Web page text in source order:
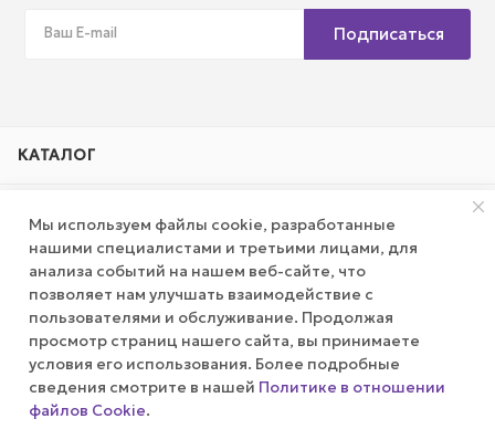
Подписаться
КАТАЛОГ
КОМПАНИЯ
ПУБЛИЧНАЯ ОФЕРТА
КАК СДЕЛАТЬ ЗАКАЗ?
Мы используем файлы cookie, разработанные
нашими специалистами и третьими лицами, для
анализа событий на нашем веб-сайте, что
позволяет нам улучшать взаимодействие с
пользователями и обслуживание. Продолжая
просмотр страниц нашего сайта, вы принимаете
условия его использования. Более подробные
сведения смотрите в нашей Политике в отношении
файлов Cookie.